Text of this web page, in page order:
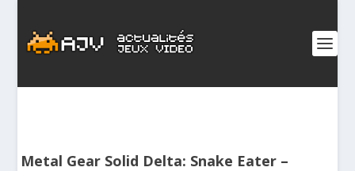
Metal Gear Solid Delta: Snake Eater –